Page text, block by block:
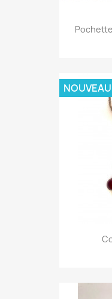
NOUVEAU